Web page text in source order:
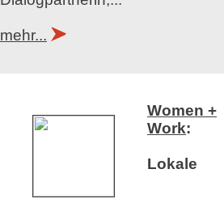
mehr...
Women +
Work:
Lokale